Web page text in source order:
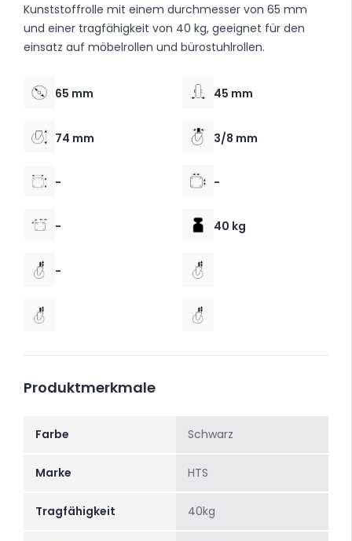
Kunststoffrolle mit einem durchmesser von 65 mm
und einer tragfähigkeit von 40 kg, geeignet für den
einsatz auf möbelrollen und bürostuhlrollen.
65 mm 45 mm
74 mm 3/8 mm
- -
- 40 kg
-
Produktmerkmale
Farbe Schwarz
Marke HTS
Tragfähigkeit 40kg